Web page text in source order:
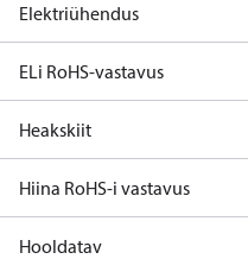
Elektriühendus
ELi RoHS-vastavus
Heakskiit
Hiina RoHS-i vastavus
Hooldatav